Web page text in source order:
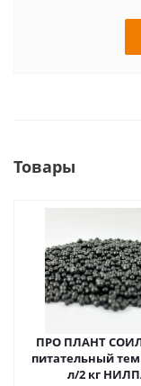
Товары
ПРО ПЛАНТ СОИЛ
питательный
л/2 кг